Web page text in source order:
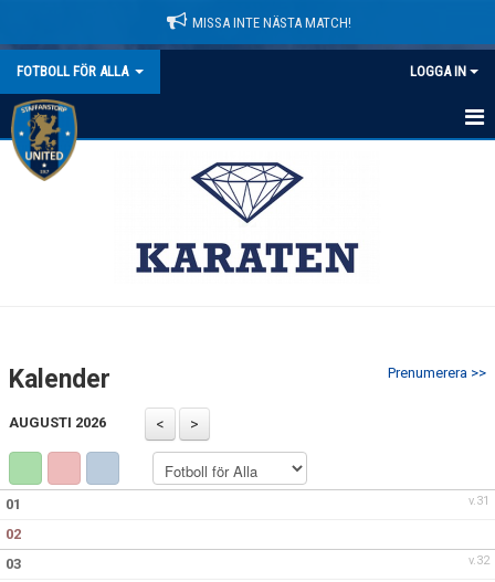
MISSA INTE NÄSTA MATCH!
FOTBOLL FÖR ALLA LOGGA IN
HEM
KONTAKT
Prenumerera >>
Kalender
AUGUSTI 2026
v.31
01
02
v.32
03